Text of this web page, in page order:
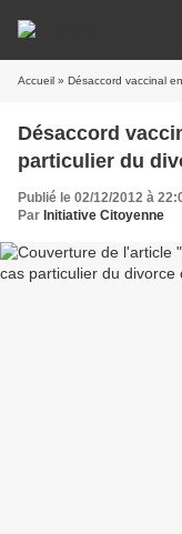
Accueil » Désaccord vaccinal
Désaccord
particulier du
Publié le 02/12/2012 à
Par Initiative Citoyenne